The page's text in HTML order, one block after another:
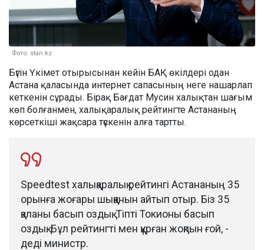
Фото: stan.kz
Бүгін Үкімет отырысынан кейін БАҚ өкілдері одан
Астана қаласында интернет сапасының неге нашарлап
кеткенін сұрады. Бірақ Бағдат Мусин халықтан шағым
көп болғанмен, халықаралық рейтингте Астананың
көрсеткіші жақсара түскенін алға тартты.
Speedtest халықаралық рейтингі Астананың 35
орынға жоғары шыққанын айтып отыр. Біз 35
қаланы басып оздық. Тіпті Токионы басып
оздық. Бұл рейтингті мен құрған жоқпын ғой, -
деді министр.